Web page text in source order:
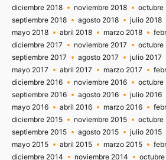
diciembre 2018
noviembre 2018
octubre
septiembre 2018
agosto 2018 julio 2018
mayo 2018
abril 2018 marzo 2018
diciembre 2017
noviembre 2017
octubre
septiembre 2017
agosto 2017 julio 2017
mayo 2017
abril 2017 marzo 2017
diciembre 2016
noviembre 2016
octubre
septiembre 2016
agosto 2016 julio 2016
mayo 2016
abril 2016 marzo 2016
diciembre 2015
noviembre 2015
octubre
septiembre 2015
agosto 2015 julio 2015
mayo 2015
abril 2015 marzo 2015
diciembre 2014
noviembre 2014